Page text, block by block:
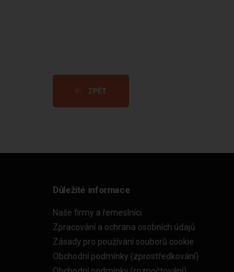
ZPĚT
Důležité informace
Naše firmy a řemeslníci
Zpracování a ochrana osobních údajů
Zásady pro používání souborů cookie
Obchodní podmínky (zprostředkování)